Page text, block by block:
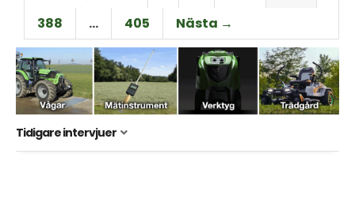
388
… 405 Nästa →
Tidigare intervjuer